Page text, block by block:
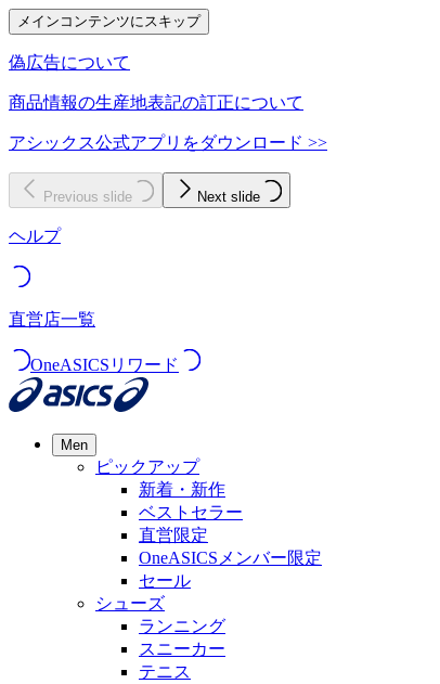
メインコンテンツにスキップ
偽広告について
商品情報の生産地表記の訂正について
アシックス公式アプリをダウンロード >>
Previous slide Next slide
ヘルプ
直営店一覧
OneASICSリワード
Men
ピックアップ
新着・新作
ベストセラー
直営限定
OneASICSメンバー限定
セール
シューズ
ランニング
スニーカー
テニス